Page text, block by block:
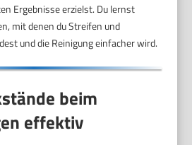
Ergebnisse erzielst. Du lernst
mit denen du Streifen und
und die Reinigung einfacher wird.
beim
effektiv